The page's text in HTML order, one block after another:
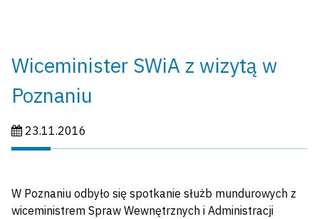
Wiceminister SWiA z wizytą w
Poznaniu
Data publikacji:
23.11.2016
W Poznaniu odbyło się spotkanie służb mundurowych z
wiceministrem Spraw Wewnętrznych i Administracji